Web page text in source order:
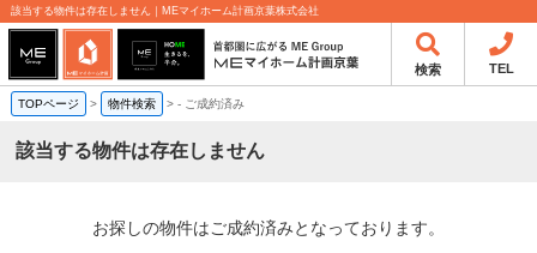
該当する物件は存在しません｜MEマイホーム計画京葉株式会社
検索 TEL
TOPページ > 物件検索 >- ご成約済み
該当する物件は存在しません
お探しの物件はご成約済みとなっております。